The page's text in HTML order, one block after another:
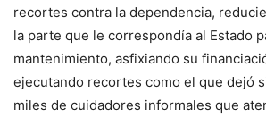
recortes contra la dependencia,
la parte que le correspondía al Estado
mantenimiento, asfixiando su
ejecutando recortes como el que dejó
miles de cuidadores informales que